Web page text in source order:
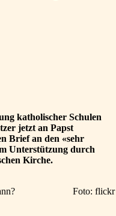
katholischer Schulen
jetzt an Papst
Brief an den «sehr
Unterstützung durch
Kirche.
kann? Foto: flickr /